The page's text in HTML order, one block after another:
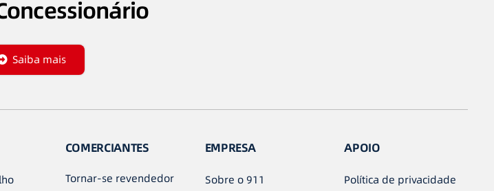
Saiba mais
COMERCIANTES
Tornar-se revendedor
EMPRESA
Sobre o 911
APOIO
Política de privacidade